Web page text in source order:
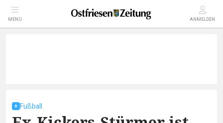
MENÜ ANMELDEN
Fußball